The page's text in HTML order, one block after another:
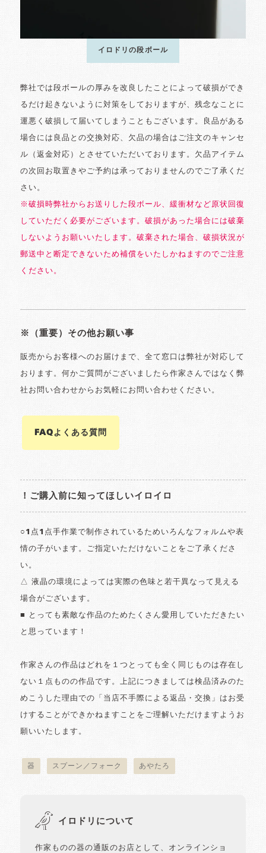
イロドリの段ボール
弊社では段ボールの厚みを改良したことによって破損ができ
るだけ起きないように対策をしておりますが、残念なことに
運悪く破損して届いてしまうこともございます。良品がある
場合には良品との交換対応、欠品の場合はご注文のキャンセ
ル（返金対応）とさせていただいております。欠品アイテム
の次回お取置きやご予約は承っておりませんのでご了承くだ
さい。
※破損時弊社からお送りした段ボール、緩衝材など原状回復
していただく必要がございます。破損があった場合には破棄
しないようお願いいたします。破棄された場合、破損状況が
郵送中と断定できないため補償をいたしかねますのでご注意
ください。
※（重要）その他お願い事
販売からお客様へのお届けまで、全て窓口は弊社が対応して
おります。何かご質問がございましたら作家さんではなく弊
社お問い合わせからお気軽にお問い合わせください。
FAQよくある質問
！ご購入前に知ってほしいイロイロ
○1点1点手作業で制作されているためいろんなフォルムや表
情の子がいます。ご指定いただけないことをご了承くださ
い。
△ 液晶の環境によっては実際の色味と若干異なって見える
場合がございます。
■ とっても素敵な作品のためたくさん愛用していただきたい
と思っています！
作家さんの作品はどれを１つとっても全く同じものは存在し
ない１点ものの作品です。上記につきましては検品済みのた
めこうした理由での「当店不手際による返品・交換」はお受
けすることができかねますことをご理解いただけますようお
願いいたします。
器 スプーン／フォーク あやたろ
イロドリについて
作家ものの器の通販のお店として、オンラインショ